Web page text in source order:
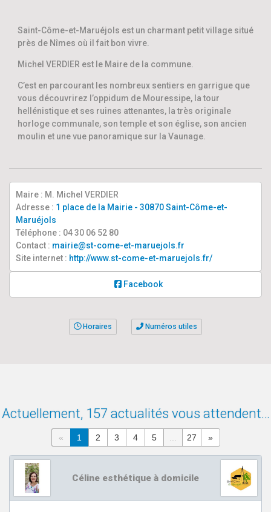
Saint-Côme-et-Maruéjols est un charmant petit village situé
près de Nîmes où il fait bon vivre.
Michel VERDIER est le Maire de la commune.
C’est en parcourant les nombreux sentiers en garrigue que
vous découvrirez l’oppidum de Mouressipe, la tour
hellénistique et ses ruines attenantes, la très originale
horloge communale, son temple et son église, son ancien
moulin et une vue panoramique sur la Vaunage.
Maire : M. Michel VERDIER
Adresse : 1 place de la Mairie - 30870 Saint-Côme-et-
Maruéjols
Téléphone : 04 30 06 52 80
Contact : mairie@st-come-et-maruejols.fr
Site internet : http://www.st-come-et-maruejols.fr/
Facebook
Horaires Numéros utiles
Actuellement, 157 actualités vous attendent…
« 1 2 3 4 5 ... 27 »
Céline esthétique à domicile